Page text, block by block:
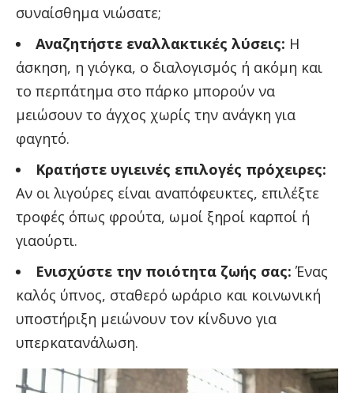
συναίσθημα νιώσατε;
Αναζητήστε εναλλακτικές λύσεις: Η
άσκηση, η γιόγκα, ο διαλογισμός ή ακόμη και
το περπάτημα στο πάρκο μπορούν να
μειώσουν το άγχος χωρίς την ανάγκη για
φαγητό.
Κρατήστε υγιεινές επιλογές πρόχειρες:
Αν οι λιγούρες είναι αναπόφευκτες, επιλέξτε
τροφές όπως φρούτα, ωμοί ξηροί καρποί ή
γιαούρτι.
Ενισχύστε την ποιότητα ζωής σας: Ένας
καλός ύπνος, σταθερό ωράριο και κοινωνική
υποστήριξη μειώνουν τον κίνδυνο για
υπερκατανάλωση.